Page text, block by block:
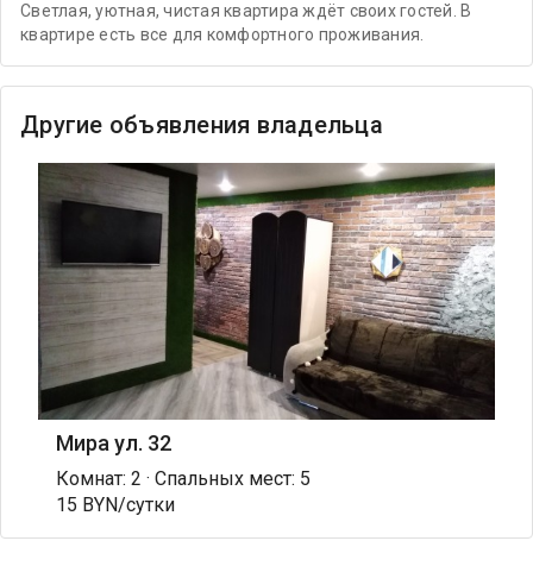
Светлая, уютная, чистая квартира ждёт своих гостей. В
квартире есть все для комфортного проживания.
Другие объявления владельца
Мира ул. 32
Комнат: 2 · Спальных мест: 5
15 BYN/сутки